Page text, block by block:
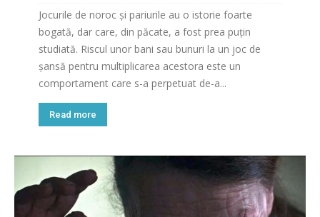
Jocurile de noroc și pariurile au o istorie foarte
bogată, dar care, din păcate, a fost prea puțin
studiată. Riscul unor bani sau bunuri la un joc de
șansă pentru multiplicarea acestora este un
comportament care s-a perpetuat de-a...
Read more